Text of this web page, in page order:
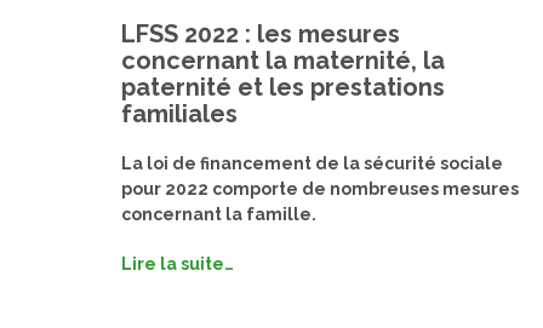
LFSS 2022 : les mesures
concernant la maternité, la
paternité et les prestations
familiales
La loi de financement de la sécurité sociale
pour 2022 comporte de nombreuses mesures
concernant la famille.
Lire la suite…